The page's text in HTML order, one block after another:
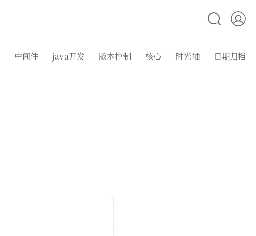
中间件 java开发 版本控制 核心 时光轴 日期归档